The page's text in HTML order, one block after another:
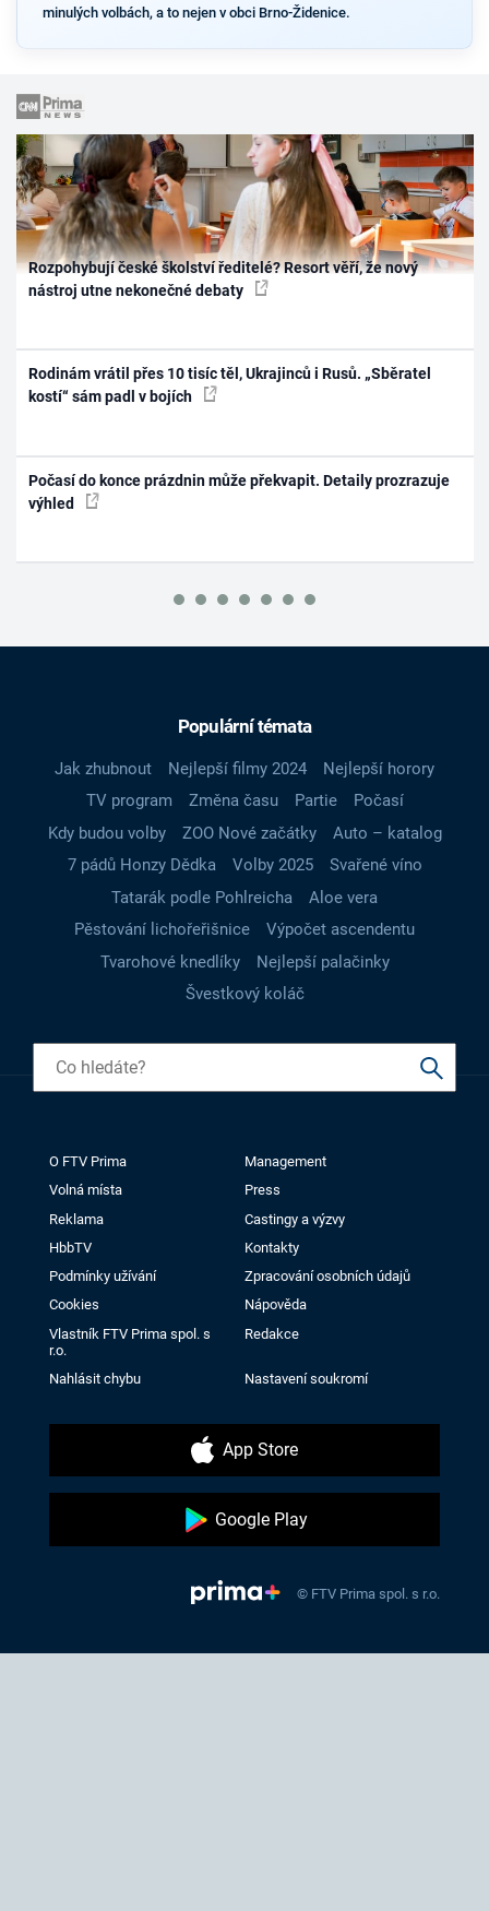
minulých volbách, a to nejen v obci Brno-Židenice.
Rozpohybují české školství ředitelé? Resort věří, že nový
nástroj utne nekonečné debaty
Rodinám vrátil přes 10 tisíc těl, Ukrajinců i Rusů. „Sběratel
kostí“ sám padl v bojích
Počasí do konce prázdnin může překvapit. Detaily prozrazuje
výhled
Populární témata
Jak zhubnout Nejlepší filmy 2024
Nejlepší horory
TV program
Změna času Partie
Počasí
Kdy budou volby
ZOO Nové začátky
Auto – katalog
7 pádů Honzy Dědka
Volby 2025
Svařené víno
Tatarák podle Pohlreicha
Aloe vera
Pěstování lichořeřišnice
Výpočet ascendentu
Tvarohové knedlíky
Nejlepší palačinky
Švestkový koláč
O FTV Prima
Management
Volná místa
Press
Reklama
Castingy a výzvy
HbbTV
Kontakty
Podmínky užívání
Zpracování osobních údajů
Cookies
Nápověda
Vlastník FTV Prima spol. s
r.o.
Redakce
Nahlásit chybu Nastavení soukromí
App Store
Google Play
© FTV Prima spol. s r.o.